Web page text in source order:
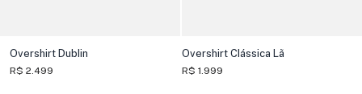
Overshirt Dublin
R$ 2.499
Overshirt Clássica Lã
R$ 1.999